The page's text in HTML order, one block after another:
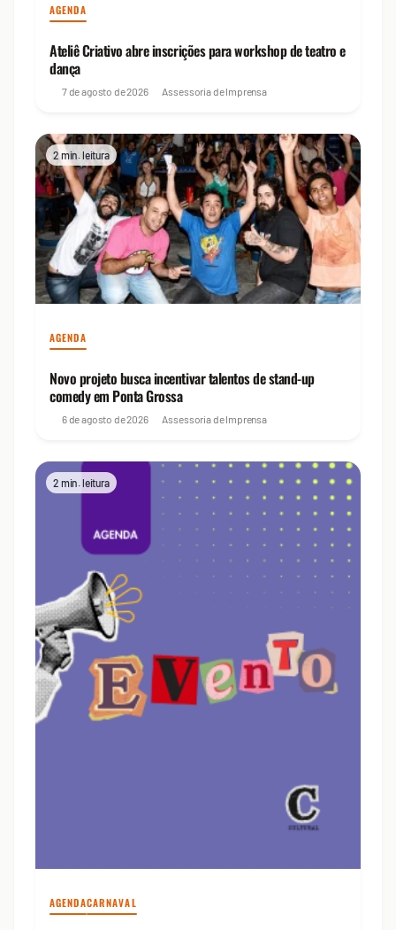
AGENDA
Ateliê Criativo abre inscrições para workshop de teatro e
dança
7 de agosto de 2026 Assessoria de Imprensa
2 min. leitura
AGENDA
Novo projeto busca incentivar talentos de stand-up
comedy em Ponta Grossa
6 de agosto de 2026 Assessoria de Imprensa
2 min. leitura
AGENDACARNAVAL